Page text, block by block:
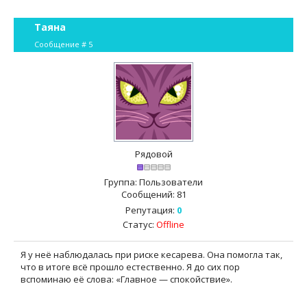
Таяна
Сообщение # 5
Рядовой
Группа: Пользователи
Сообщений: 81
Репутация: 0
Статус: Offline
Я у неё наблюдалась при риске кесарева. Она помогла так,
что в итоге всё прошло естественно. Я до сих пор
вспоминаю её слова: «Главное — спокойствие».